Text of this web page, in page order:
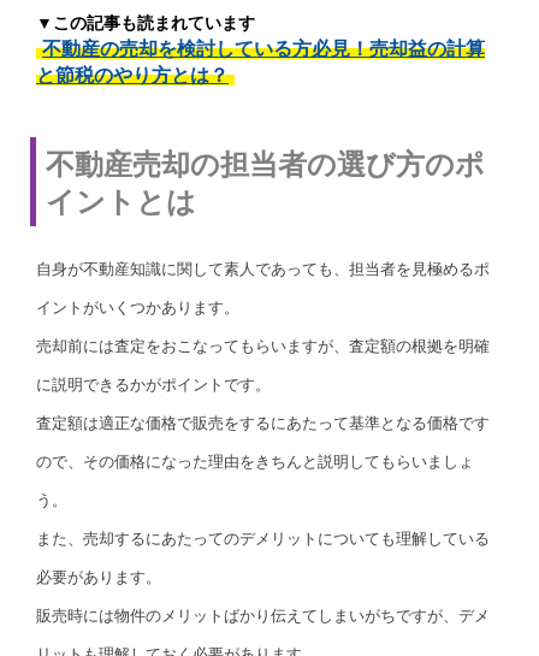
▼この記事も読まれています
不動産の売却を検討している方必見！売却益の計算
と節税のやり方とは？
不動産売却の担当者の選び方のポ
イントとは
自身が不動産知識に関して素人であっても、担当者を見極めるポ
イントがいくつかあります。
売却前には査定をおこなってもらいますが、査定額の根拠を明確
に説明できるかがポイントです。
査定額は適正な価格で販売をするにあたって基準となる価格です
ので、その価格になった理由をきちんと説明してもらいましょ
う。
また、売却するにあたってのデメリットについても理解している
必要があります。
販売時には物件のメリットばかり伝えてしまいがちですが、デメ